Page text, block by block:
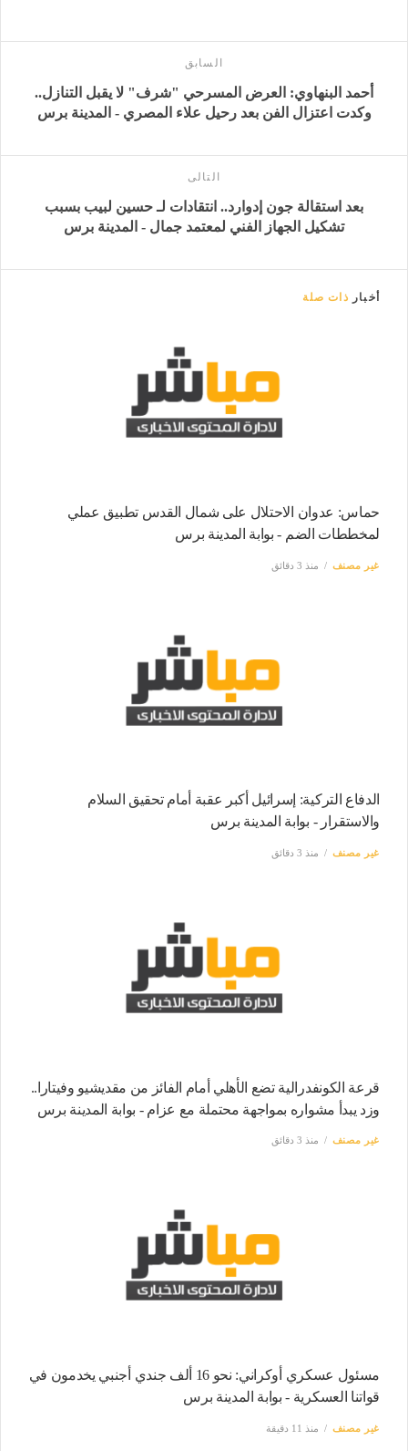
السابق
أحمد البنهاوي: العرض المسرحي "شرف" لا يقبل التنازل..
وكدت اعتزال الفن بعد رحيل علاء المصري - المدينة برس
التالى
بعد استقالة جون إدوارد.. انتقادات لـ حسين لبيب بسبب
تشكيل الجهاز الفني لمعتمد جمال - المدينة برس
أخبار ذات صلة
حماس: عدوان الاحتلال على شمال القدس تطبيق عملي
لمخططات الضم - بوابة المدينة برس
غير مصنف منذ 3 دقائق
الدفاع التركية: إسرائيل أكبر عقبة أمام تحقيق السلام
والاستقرار - بوابة المدينة برس
غير مصنف منذ 3 دقائق
قرعة الكونفدرالية تضع الأهلي أمام الفائز من مقديشيو وفيتارا..
وزد يبدأ مشواره بمواجهة محتملة مع عزام - بوابة المدينة برس
غير مصنف منذ 3 دقائق
مسئول عسكري أوكراني: نحو 16 ألف جندي أجنبي يخدمون في
قواتنا العسكرية - بوابة المدينة برس
غير مصنف منذ 11 دقيقة